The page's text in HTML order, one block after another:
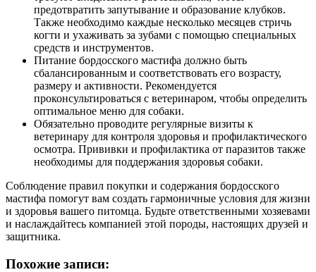
предотвратить запутывание и образование клубков.
Также необходимо каждые несколько месяцев стричь
когти и ухаживать за зубами с помощью специальных
средств и инструментов.
Питание бордосского мастифа должно быть
сбалансированным и соответствовать его возрасту,
размеру и активности. Рекомендуется
проконсультироваться с ветеринаром, чтобы определить
оптимальное меню для собаки.
Обязательно проводите регулярные визиты к
ветеринару для контроля здоровья и профилактического
осмотра. Прививки и профилактика от паразитов также
необходимы для поддержания здоровья собаки.
Соблюдение правил покупки и содержания бордосского
мастифа помогут вам создать гармоничные условия для жизни
и здоровья вашего питомца. Будьте ответственными хозяевами
и наслаждайтесь компанией этой породы, настоящих друзей и
защитника.
Похожие записи: